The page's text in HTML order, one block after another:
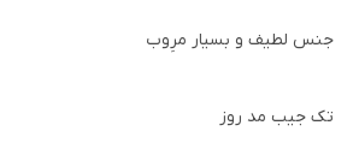
جنس لطیف و بسیار مرِوب
تک جیب مد روز